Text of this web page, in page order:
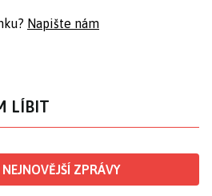
Napište nám
LÍBIT
ZPRÁVY